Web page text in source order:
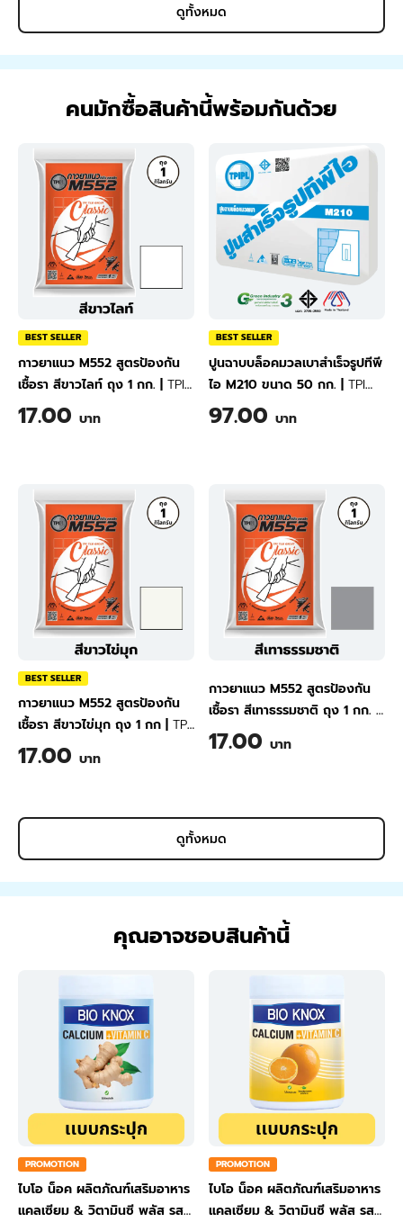
ดูทั้งหมด
คนมักซื้อสินค้านี้พร้อมกันด้วย
BEST SELLER
กาวยาแนว M552 สูตรป้องกัน
เชื้อรา สีขาวไลท์ ถุง 1 กก. | TPI
Tile Grout Classic M552
(White) 1 kg
17.00 บาท
BEST SELLER
ปูนฉาบบล็อคมวลเบาสำเร็จรูปทีพี
ไอ M210 ขนาด 50 กก. | TPI
Lightweight Block Plastering
Mortar M210 50 kg
97.00 บาท
BEST SELLER
กาวยาแนว M552 สูตรป้องกัน
เชื้อรา สีขาวไข่มุก ถุง 1 กก
TPI
Tile Grout Classic M552
(Pearl White) 1 kg
17.00 บาท
กาวยาแนว M552 สูตรป้องกัน
เชื้อรา สีเทาธรรมชาติ ถุง 1 กก. |
TPI Tile Grout Classic M552
(Natural Gray) 1 kg
17.00 บาท
ดูทั้งหมด
คุณอาจชอบสินค้านี้
PROMOTION
ไบโอ น็อค ผลิตภัณฑ์เสริมอาหาร
แคลเซียม & วิตามินซี พลัส รส
PROMOTION
ไบโอ น็อค ผลิตภัณฑ์เสริมอาหาร
แคลเซียม & วิตามินซี พลัส รส